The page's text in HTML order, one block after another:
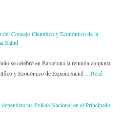
del Consejo Científico y Económico de la
Salud
se celebró en Barcelona la reunión conjunta
y Económico de España Salud … Read
Policía Nacional en el Principado